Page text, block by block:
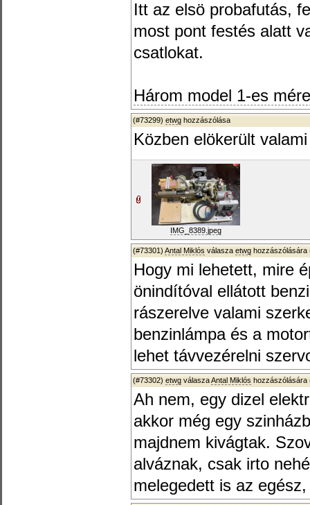
Itt az elsö probafutás,
most pont festés alatt
csatlokat.
Három model 1-es
(#73299) etwg hozzászólása
Közben elökerült
IMG_8389.jpeg
(#73301) Antal Miklós válasza etwg hozzászólására
Hogy mi lehetett, mire
önindítóval ellátott
rászerelve valami
benzinlámpa és a
lehet távvezérelni
(#73302) etwg válaszaAntal Miklós hozzászólására
Ah nem, egy dizel
akkor még egy
majdnem kivágtak.
alváznak, csak irto
melegedett is az